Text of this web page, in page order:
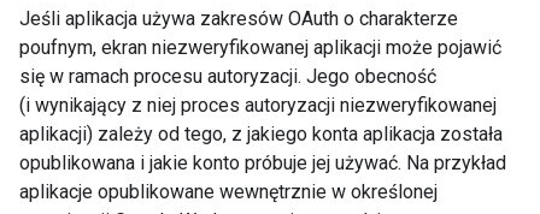
Jeśli aplikacja używa zakresów OAuth o charakterze
poufnym, ekran niezweryfikowanej aplikacji może pojawić
się w ramach procesu autoryzacji. Jego obecność
(i wynikający z niej proces autoryzacji niezweryfikowanej
aplikacji) zależy od tego, z jakiego konta aplikacja została
opublikowana i jakie konto próbuje jej używać. Na przykład
aplikacje opublikowane wewnętrznie w określonej